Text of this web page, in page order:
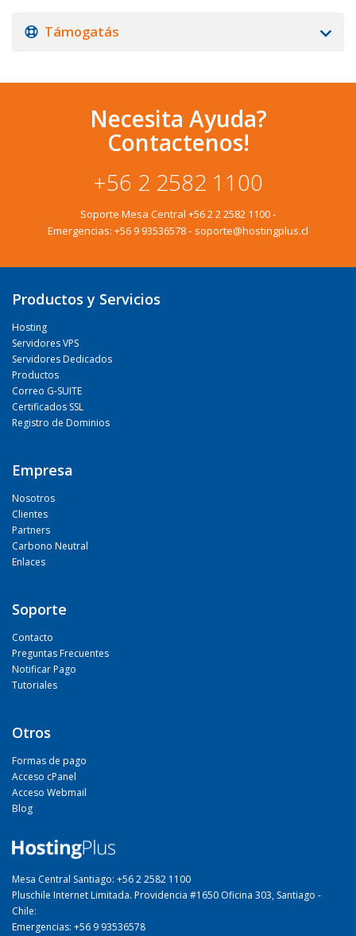
Támogatás
Necesita Ayuda?
Contactenos!
+56 2 2582 1100
Soporte Mesa Central +56 2 2 2582 1100-
Emergencias: +56 9 93536578- soporte@hostingplus.cl
Productos y Servicios
Hosting
Servidores VPS
Servidores Dedicados
Productos
Correo G-SUITE
Certificados SSL
Registro de Dominios
Empresa
Nosotros
Clientes
Partners
Carbono Neutral
Enlaces
Soporte
Contacto
Preguntas Frecuentes
Notificar Pago
Tutoriales
Otros
Formas de pago
Acceso cPanel
Acceso Webmail
Blog
Mesa Central Santiago: +56 2 2582 1100
Pluschile Internet Limitada. Providencia #1650 Oficina 303, Santiago -
Chile:
Emergencias: +56 9 93536578